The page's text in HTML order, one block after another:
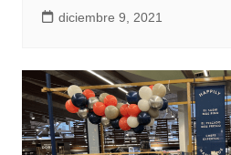
diciembre 9, 2021